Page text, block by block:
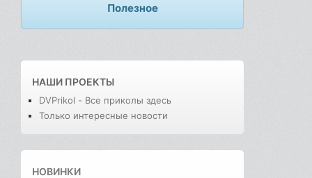
Полезное
НАШИ ПРОЕКТЫ
DVPrikol - Все приколы здесь
Только интересные новости
НОВИНКИ